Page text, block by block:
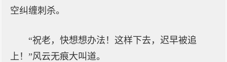
空纠缠刺杀。
“祝老，快想想办法！这样下去，迟早被追
上！”风云无痕大叫道。